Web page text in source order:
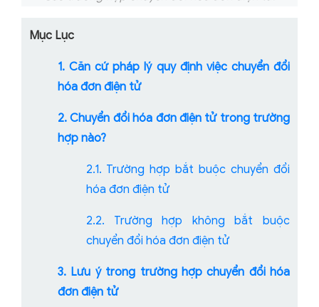
Mục Lục
1. Căn cứ pháp lý quy định việc chuyển đổi
hóa đơn điện tử
2. Chuyển đổi hóa đơn điện tử trong trường
hợp nào?
2.1. Trường hợp bắt buộc chuyển đổi
hóa đơn điện tử
2.2. Trường hợp không bắt buộc
chuyển đổi hóa đơn điện tử
3. Lưu ý trong trường hợp chuyển đổi hóa
đơn điện tử